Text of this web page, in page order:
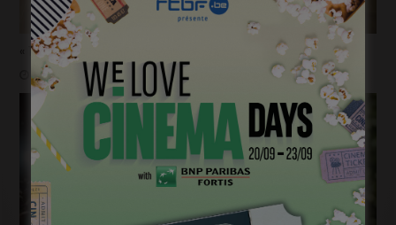
« 1985 »: 5mn avec Tijmen Govaerts
janvier 19, 2023